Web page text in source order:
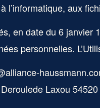
l’informatique, aux
en date du 6 janvier
personnelles.
Laxou 54520